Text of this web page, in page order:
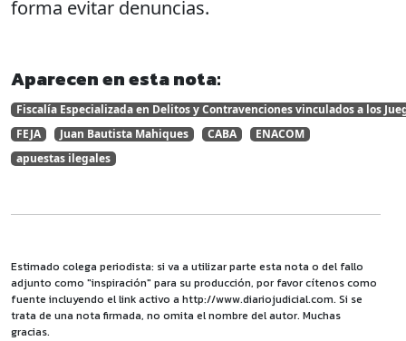
forma evitar denuncias.
Aparecen en esta nota:
Fiscalía Especializada en Delitos y Contravenciones vinculados a los
FEJA
Juan Bautista Mahiques CABA
ENACOM
apuestas ilegales
Estimado colega periodista: si va a utilizar parte esta nota o del fallo
adjunto como "inspiración" para su producción, por favor cítenos como
fuente incluyendo el link activo a http://www.diariojudicial.com. Si se
trata de una nota firmada, no omita el nombre del autor. Muchas
gracias.